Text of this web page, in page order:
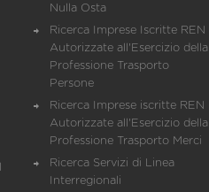
Nulla Osta
Ricerca Imprese Iscritte REN
Autorizzate all'Esercizio della
Professione Trasporto
Persone
Ricerca Imprese iscritte REN
Autorizzate all'Esercizio della
Professione Trasporto Merci
Ricerca Servizi di Linea
Interregionali